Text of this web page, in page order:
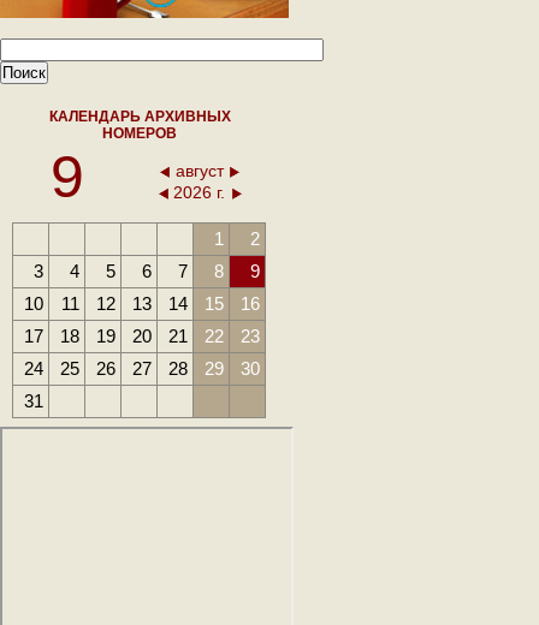
КАЛЕНДАРЬ АРХИВНЫХ
НОМЕРОВ
9
август
2026 г.
1
2
3
4 5 6 7 8
9
10
11 12 13 14 15
16
17
18 19 20 21 22
23
24
25 26 27 28 29
30
31